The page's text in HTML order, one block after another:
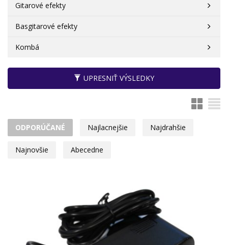
Gitarové efekty
Basgitarové efekty
Kombá
UPRESNIŤ VÝSLEDKY
ODPORÚČANÉ Najlacnejšie Najdrahšie
Najnovšie Abecedne